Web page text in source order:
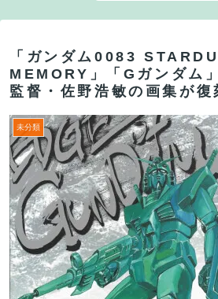
「ガンダム0083
MEMORY」「Gガンダム
監督・佐野浩敏の画集が復
未分類